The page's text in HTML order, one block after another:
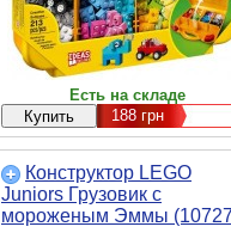
Есть на складе
188грн
Конструктор LEGO
Juniors Грузовик с
мороженым Эммы